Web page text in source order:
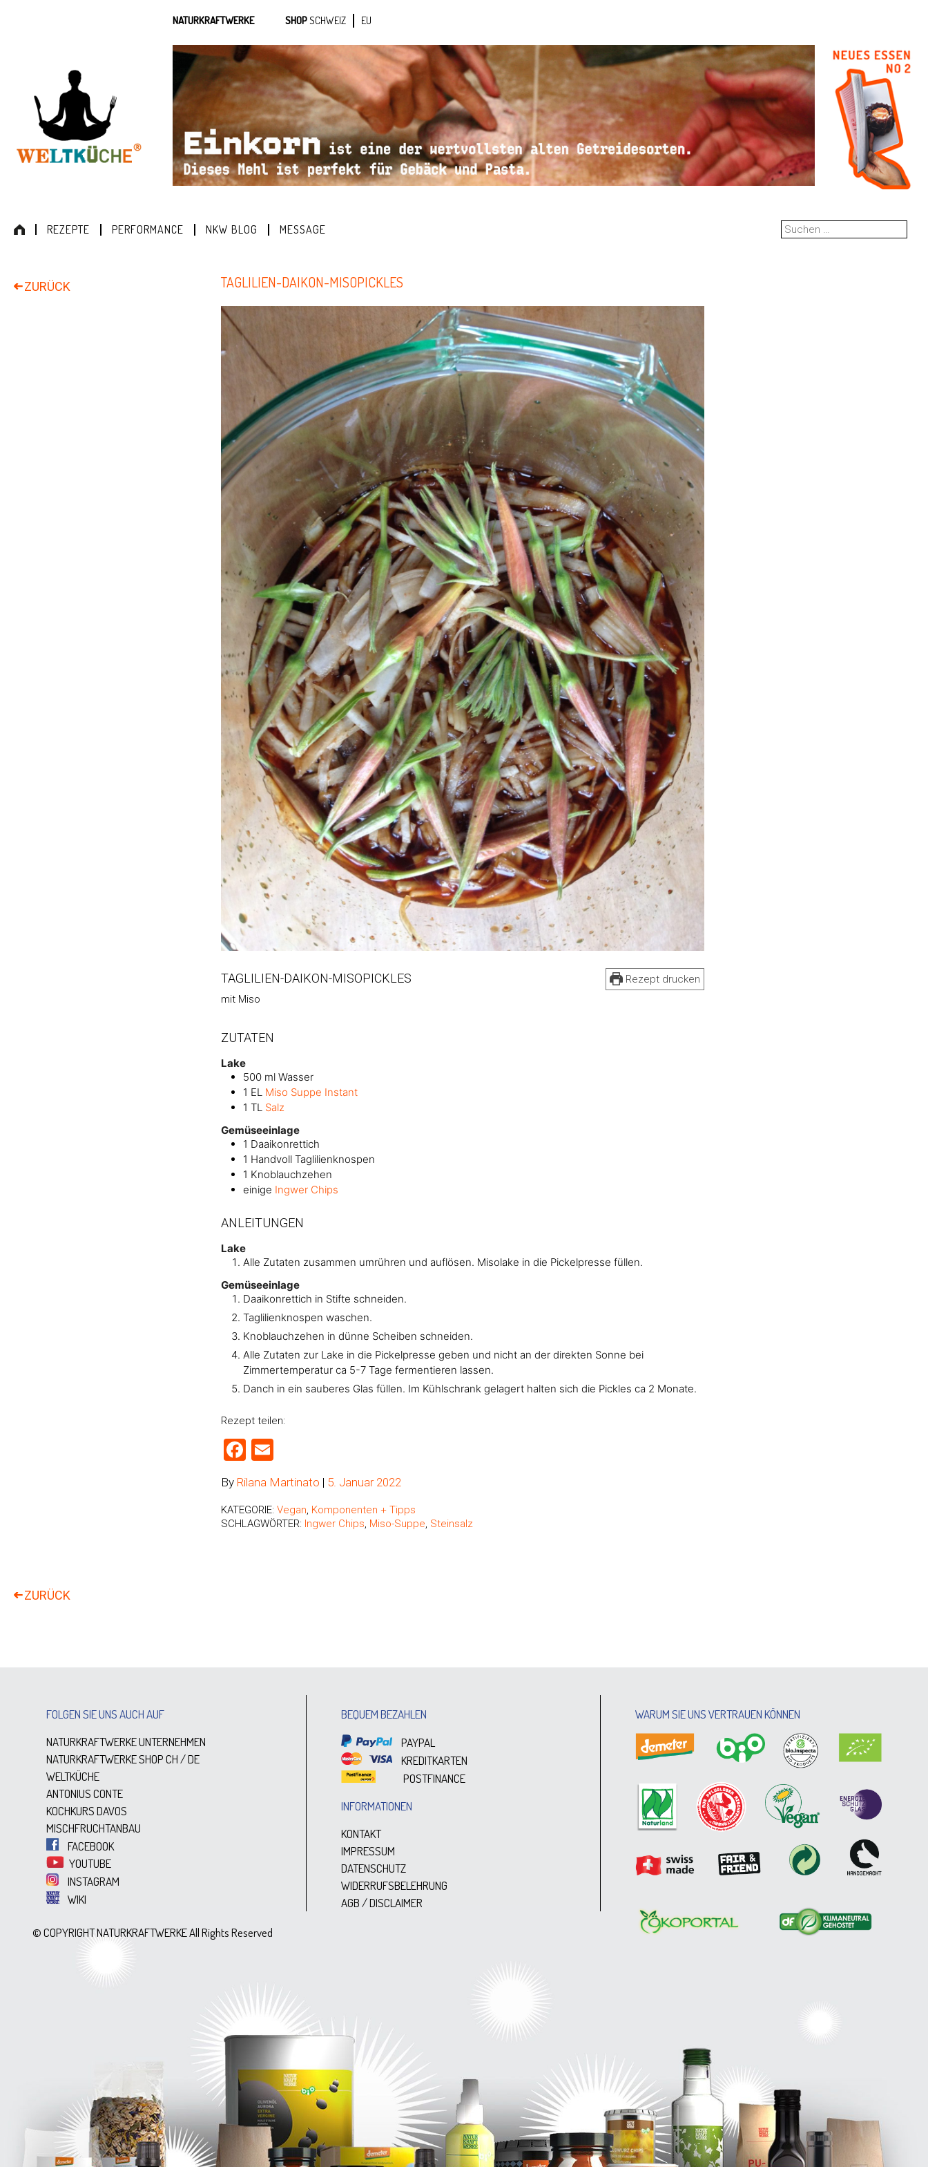
NATURKRAFTWERKE SHOPSCHWEIZ EU
REZEPTE PERFORMANCE NKW BLOG MESSAGE
Suchen
nach:
TAGLILIEN-DAIKON-MISOPICKLES
Rezept drucken
TAGLILIEN-DAIKON-MISOPICKLES
mit Miso
ZUTATEN
Lake
500 ml Wasser
1 EL Miso Suppe Instant
1 TL Salz
Gemüseeinlage
1 Daaikonrettich
1 Handvoll Taglilienknospen
1 Knoblauchzehen
einige Ingwer Chips
ANLEITUNGEN
Lake
Alle Zutaten zusammen umrühren und auflösen. Misolake in die Pickelpresse füllen.
Gemüseeinlage
Daaikonrettich in Stifte schneiden.
Taglilienknospen waschen.
Knoblauchzehen in dünne Scheiben schneiden.
Alle Zutaten zur Lake in die Pickelpresse geben und nicht an der direkten Sonne bei
Zimmertemperatur ca 5-7 Tage fermentieren lassen.
Danch in ein sauberes Glas füllen. Im Kühlschrank gelagert halten sich die Pickles ca 2 Monate.
Rezept teilen:
Facebook
By Rilana Martinato | 5. Januar 2022
KATEGORIE: Vegan, Komponenten + Tipps
SCHLAGWÖRTER: Ingwer Chips, Miso-Suppe, Steinsalz
FOLGEN SIE UNS AUCH AUF
NATURKRAFTWERKE UNTERNEHMEN
NATURKRAFTWERKE SHOPCH/DE
WELTKÜCHE
ANTONIUS CONTE
KOCHKURS DAVOS
MISCHFRUCHTANBAU
FACEBOOK
YOUTUBE
INSTAGRAM
WIKI
BEQUEM BEZAHLEN
PAYPAL
KREDITKARTEN
POSTFINANCE
INFORMATIONEN
KONTAKT
IMPRESSUM
DATENSCHUTZ
WIDERRUFSBELEHRUNG
AGB / DISCLAIMER
WARUM SIE UNS VERTRAUEN KÖNNEN
© COPYRIGHT NATURKRAFTWERKE All Rights Reserved